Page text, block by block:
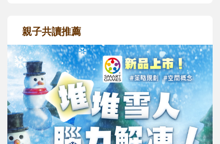
親子共讀推薦
最新活動